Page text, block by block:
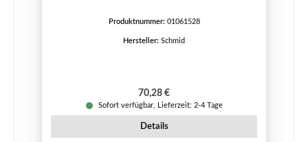
Produktnummer: 01061528
Hersteller: Schmid
Regulärer Preis:
70,28 €
Sofort verfügbar, Lieferzeit: 2-4 Tage
Details